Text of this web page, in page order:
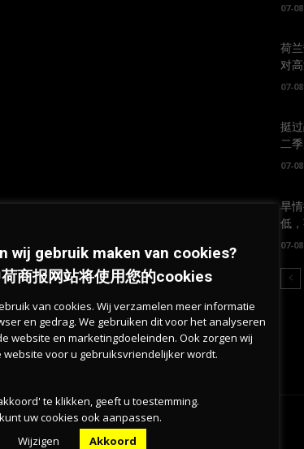
07-
荷
对
07-
挺
二
07-
旱
低
07-
wij gebruik maken van cookies?
商报网站将使用您的cookies
van cookies. Wij verzamelen meer informatie
en gedrag. We gebruiken dit voor het analyseren
website en marketingdoeleinden. Ook zorgen wij
website voor u gebruiksvriendelijker wordt.
te klikken, geeft u toestemming.
uw cookies ook aanpassen.
Wijzigen
Akkoord